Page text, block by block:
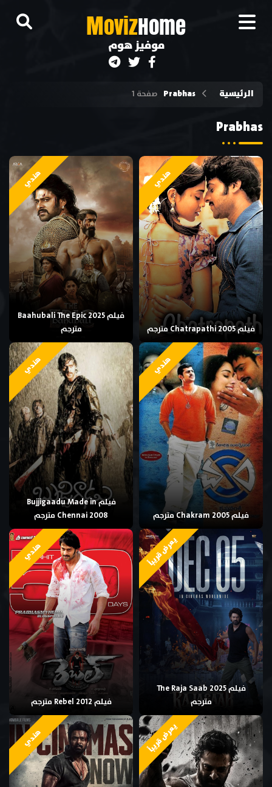
MovizHome
موفيز هوم
الرئيسية Prabhas صفحة 1
Prabhas
هندي
فيلم Chatrapathi 2005 مترجم
هندي
فيلم Baahubali The Epic 2025
مترجم
هندي
فيلم Chakram 2005 مترجم
هندي
فيلم Bujjigaadu Made in
Chennai 2008 مترجم
يعرض قريباً
فيلم The Raja Saab 2025
مترجم
هندي
فيلم Rebel 2012 مترجم
يعرض قريباً هندي